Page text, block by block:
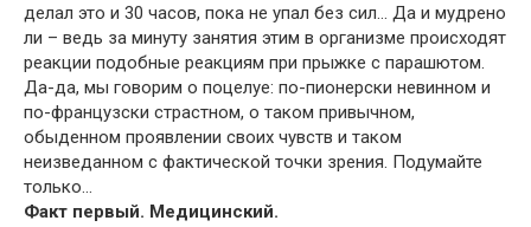
делал это и 30 часов, пока не упал без сил… Да и мудрено
ли – ведь за минуту занятия этим в организме происходят
реакции подобные реакциям при прыжке с парашютом.
Да-да, мы говорим о поцелуе: по-пионерски невинном и
по-французски страстном, о таком привычном,
обыденном проявлении своих чувств и таком
неизведанном с фактической точки зрения. Подумайте
только…
Факт первый. Медицинский.